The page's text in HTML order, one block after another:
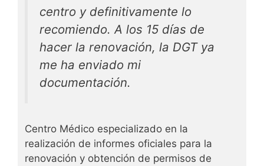
centro y definitivamente lo
recomiendo. A los 15 días de
hacer la renovación, la DGT ya
me ha enviado mi
documentación.
Centro Médico especializado en la
realización de informes oficiales para la
renovación y obtención de permisos de